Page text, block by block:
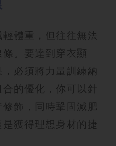
體重，但往往無法
。要達到穿衣顯
必須將力量訓練納
的優化，你可以針
飾，同時鞏固減肥
獲得理想身材的捷